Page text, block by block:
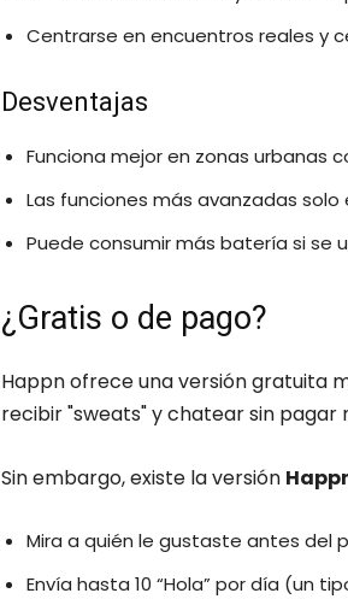
Centrarse en encuentros reales y
Desventajas
Funciona mejor en zonas urbanas
Las funciones más avanzadas
Puede consumir más batería si se
¿Gratis o de pago?
Happn ofrece una versión gratuita
recibir "sweats" y chatear sin pagar
Sin embargo, existe la versión
Mira a quién le gustaste antes del
Envía hasta 10 “Hola” por día (un